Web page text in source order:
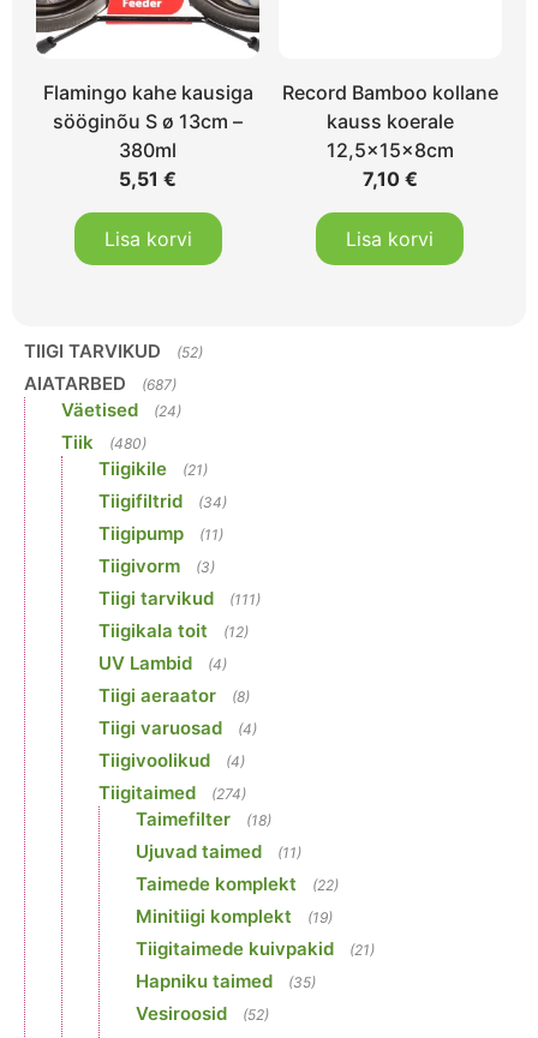
Flamingo kahe kausiga
sööginõu S ø 13cm –
380ml
5,51€
Lisa korvi
Record Bamboo kollane
kauss koerale
12,5x15x8cm
7,10 €
Lisa korvi
TIIGI TARVIKUD (52)
AIATARBED (687)
Väetised (24)
Tiik (480)
Tiigikile (21)
Tiigifiltrid (34)
Tiigipump (11)
Tiigivorm (3)
Tiigi tarvikud (111)
Tiigikala toit (12)
UV Lambid (4)
Tiigi aeraator (8)
Tiigi varuosad (4)
Tiigivoolikud (4)
Tiigitaimed (274)
Taimefilter (18)
Ujuvad taimed (11)
Taimede komplekt (22)
Minitiigi komplekt (19)
Tiigitaimede kuivpakid (21)
Hapniku taimed (35)
Vesiroosid (52)